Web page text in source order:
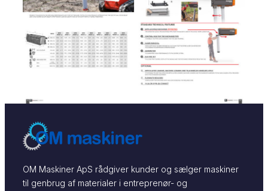
OM Maskiner ApS rådgiver kunder og sælger maskiner
til genbrug af materialer i entreprenør- og